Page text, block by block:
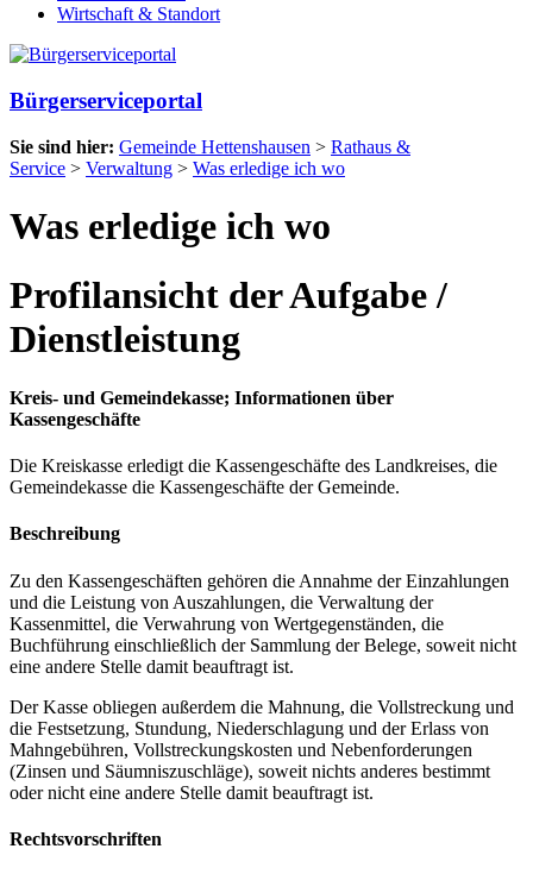
Wirtschaft & Standort
Bürgerserviceportal
Sie sind hier: Gemeinde Hettenshausen > Rathaus &
Service > Verwaltung > Was erledige ich wo
Was erledige ich wo
Profilansicht der Aufgabe /
Dienstleistung
Kreis- und Gemeindekasse; Informationen über
Kassengeschäfte
Die Kreiskasse erledigt die Kassengeschäfte des Landkreises, die
Gemeindekasse die Kassengeschäfte der Gemeinde.
Beschreibung
Zu den Kassengeschäften gehören die Annahme der Einzahlungen
und die Leistung von Auszahlungen, die Verwaltung der
Kassenmittel, die Verwahrung von Wertgegenständen, die
Buchführung einschließlich der Sammlung der Belege, soweit nicht
eine andere Stelle damit beauftragt ist.
Der Kasse obliegen außerdem die Mahnung, die Vollstreckung und
die Festsetzung, Stundung, Niederschlagung und der Erlass von
Mahngebühren, Vollstreckungskosten und Nebenforderungen
(Zinsen und Säumniszuschläge), soweit nichts anderes bestimmt
oder nicht eine andere Stelle damit beauftragt ist.
Rechtsvorschriften